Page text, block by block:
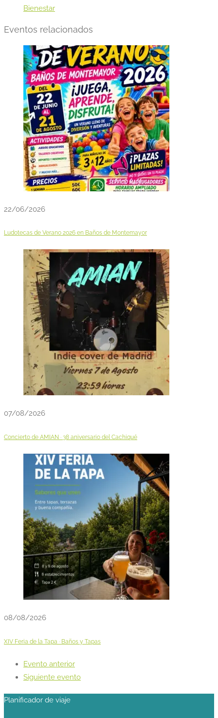
Bienestar
Eventos relacionados
22/06/2026
Ludotecas de Verano 2026 en Baños de Montemayor
07/08/2026
Concierto de AMIAN · 38 aniversario del Cachiqué
08/08/2026
XIV Feria de la Tapa · Baños y Tapas
Evento anterior
Siguiente evento
Planificador de viaje